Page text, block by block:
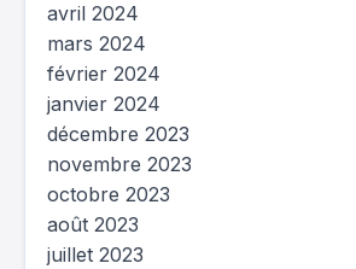
avril 2024
mars 2024
février 2024
janvier 2024
décembre 2023
novembre 2023
octobre 2023
août 2023
juillet 2023